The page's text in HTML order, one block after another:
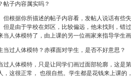
帖子内容属实吗？
但根据你所描述的帖子内容看，发帖人说话有些
但是由于学校在郊区，比较偏远，他未找到，错
人体模特了，由上课的另一位画家来指导学生画
当过人体模特？赤裸面对学生，是否不好意思？
过人体模特，只是让同学们画过面部轮廓，这是
，这很正常， 也很自然。学生都是花钱来上课